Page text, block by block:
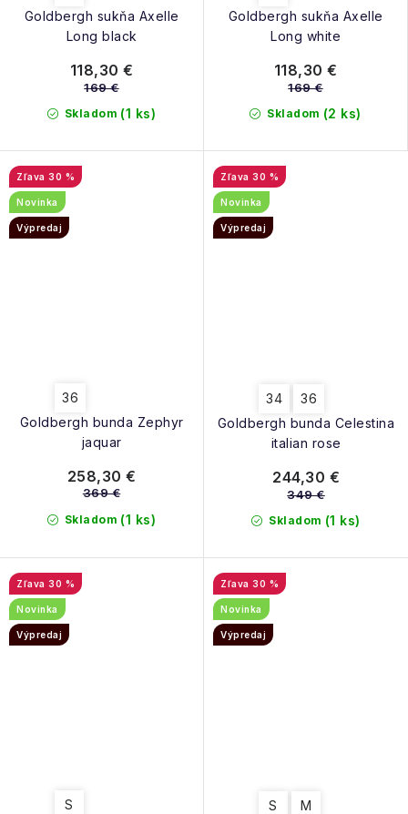
Goldbergh sukňa Axelle
Long black
Skladom (1 ks)
118,30 €
169 €
Goldbergh sukňa Axelle
Long white
Skladom (2 ks)
118,30 €
169 €
Goldbergh bunda Zephyr
jaquar
30 %
Novinka
Výpredaj
36
Skladom (1 ks)
258,30 €
369 €
Goldbergh bunda Celestina
italian rose
30 %
Novinka
Výpredaj
34 36
Skladom (1 ks)
244,30 €
349 €
30 %
Novinka
Výpredaj
S
30 %
Novinka
Výpredaj
S M